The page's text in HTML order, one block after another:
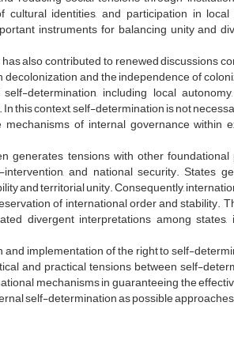
identities, and participation in
instruments for balancing unity and
also contributed to renewed discussions
and the independence of
determination, including local
this context, self-determination is not
of internal governance within
generates tensions with other
and national security. States
and territorial unity. Consequently,
of international order and stability.
divergent interpretations among states,
implementation of the right to self-
and practical tensions between self-
mechanisms in guaranteeing the
self-determination as possible